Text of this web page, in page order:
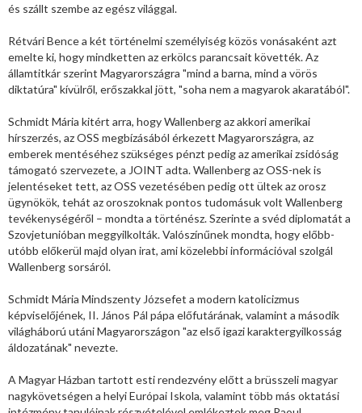
és szállt szembe az egész világgal.
Rétvári Bence a két történelmi személyiség közös vonásaként azt
emelte ki, hogy mindketten az erkölcs parancsait követték. Az
államtitkár szerint Magyarországra "mind a barna, mind a vörös
diktatúra" kívülről, erőszakkal jött, "soha nem a magyarok akaratából".
Schmidt Mária kitért arra, hogy Wallenberg az akkori amerikai
hírszerzés, az OSS megbízásából érkezett Magyarországra, az
emberek mentéséhez szükséges pénzt pedig az amerikai zsidóság
támogató szervezete, a JOINT adta. Wallenberg az OSS-nek is
jelentéseket tett, az OSS vezetésében pedig ott ültek az orosz
ügynökök, tehát az oroszoknak pontos tudomásuk volt Wallenberg
tevékenységéről – mondta a történész. Szerinte a svéd diplomatát a
Szovjetunióban meggyilkolták. Valószínűnek mondta, hogy előbb-
utóbb előkerül majd olyan irat, ami közelebbi információval szolgál
Wallenberg sorsáról.
Schmidt Mária Mindszenty Józsefet a modern katolicizmus
képviselőjének, II. János Pál pápa előfutárának, valamint a második
világháború utáni Magyarországon "az első igazi karaktergyilkosság
áldozatának" nevezte.
A Magyar Házban tartott esti rendezvény előtt a brüsszeli magyar
nagykövetségen a helyi Európai Iskola, valamint több más oktatási